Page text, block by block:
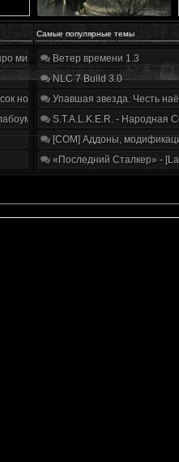
Самые популярные темы
мир, геймплей и сюжет | Разбор
нововведений
и отвага
Ветер времени 1.3
NLC 7 Build 3.0
Упавшая звезда. Честь
S.T.A.L.K.E.R. - Народная
[COM] Аддоны,
«Последний Сталкер» -